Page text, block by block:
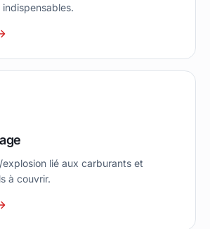
explosion lié aux carburants et
à couvrir.